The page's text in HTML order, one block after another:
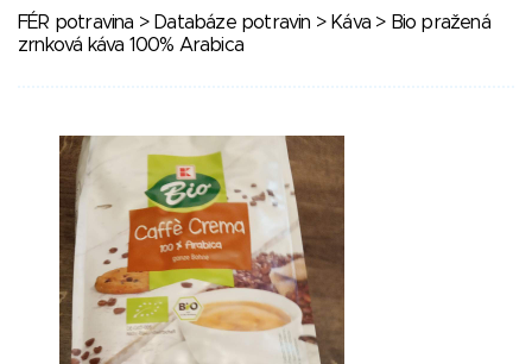
FÉR potravina > Databáze potravin > Káva > Bio pražená
zrnková káva 100% Arabica